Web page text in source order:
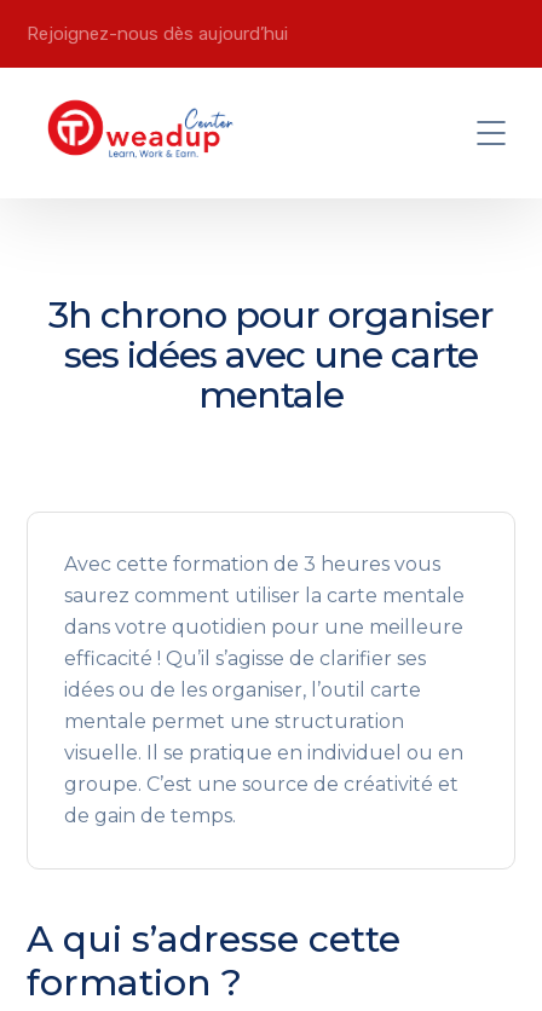
Rejoignez-nous dès aujourd’hui
3h chrono pour organiser
ses idées avec une carte
mentale
Avec cette formation de 3 heures vous
saurez comment utiliser la carte mentale
dans votre quotidien pour une meilleure
efficacité ! Qu’il s’agisse de clarifier ses
idées ou de les organiser, l’outil carte
mentale permet une structuration
visuelle. Il se pratique en individuel ou en
groupe. C’est une source de créativité et
de gain de temps.
A qui s’adresse cette
formation ?